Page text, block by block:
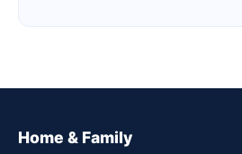
Home & Family